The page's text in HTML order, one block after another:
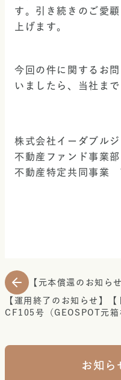
す。引き続きのご愛
上げます。
今回の件に関するお
いましたら、当社ま
株式会社イーダブルジ
不動産ファンド事業部
不動産特定共同事業
【元本償還のお知ら
【運用終了のお知らせ】
CF105号（GEOSPOT元箱
お知ら